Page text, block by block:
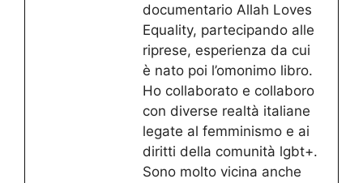
documentario Allah Loves
Equality, partecipando alle
riprese, esperienza da cui
è nato poi l’omonimo libro.
Ho collaborato e collaboro
con diverse realtà italiane
legate al femminismo e ai
diritti della comunità lgbt+.
Sono molto vicina anche